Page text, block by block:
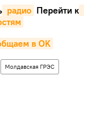
радио Перейти к
в OK
Молдавская ГРЭС